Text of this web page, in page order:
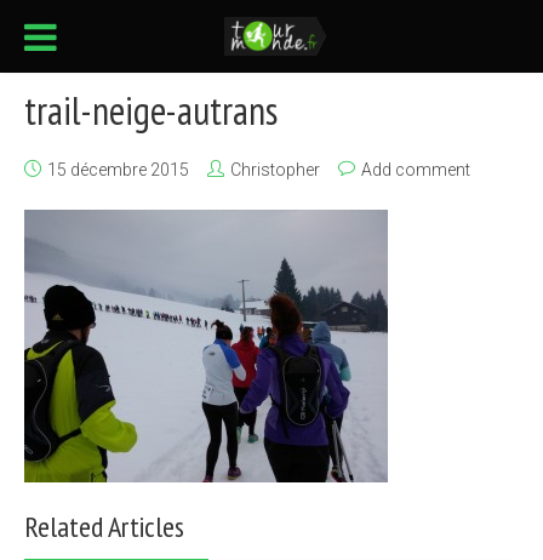
trail-neige-autrans
15 décembre 2015 Christopher Add comment
Related Articles